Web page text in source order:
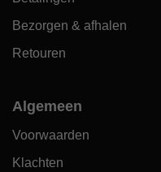
Bezorgen & afhalen
Retouren
Algemeen
Voorwaarden
Klachten